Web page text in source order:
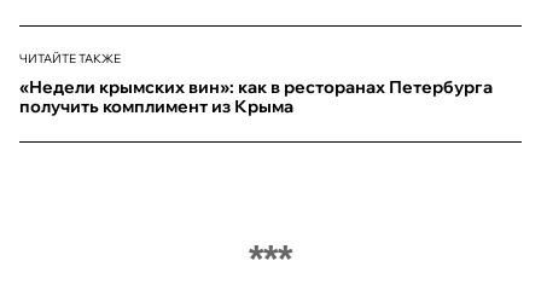
ЧИТАЙТЕ ТАКЖЕ
«Недели крымских вин»: как в ресторанах Петербурга
получить комплимент из Крыма